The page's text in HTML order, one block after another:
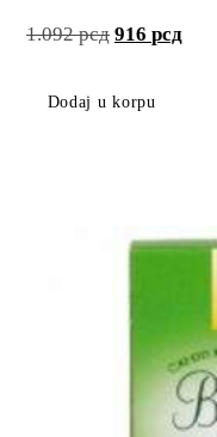
1.092рсд 916 рсд
Dodaj u korpu